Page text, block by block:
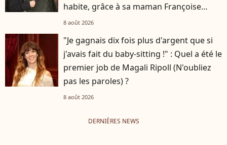
habite, grâce à sa maman Françoise
Hardy
8 août 2026
"Je gagnais dix fois plus d'argent que si
j'avais fait du baby-sitting !" : Quel a été le
premier job de Magali Ripoll (N'oubliez
pas les paroles) ?
8 août 2026
DERNIÈRES NEWS